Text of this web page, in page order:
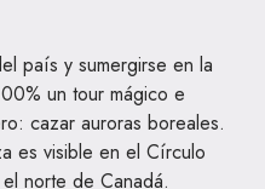
país y sumergirse en la
un tour mágico e
cazar auroras boreales.
es visible en el Círculo
norte de Canadá.